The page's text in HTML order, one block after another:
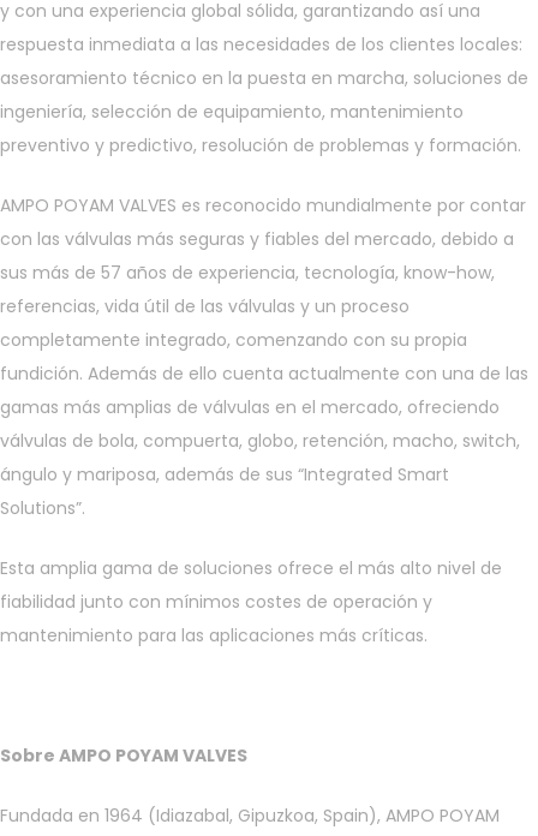
y con una experiencia global sólida, garantizando así una
respuesta inmediata a las necesidades de los clientes locales:
asesoramiento técnico en la puesta en marcha, soluciones de
ingeniería, selección de equipamiento, mantenimiento
preventivo y predictivo, resolución de problemas y formación.
AMPO POYAM VALVES es reconocido mundialmente por contar
con las válvulas más seguras y fiables del mercado, debido a
sus más de 57 años de experiencia, tecnología, know-how,
referencias, vida útil de las válvulas y un proceso
completamente integrado, comenzando con su propia
fundición. Además de ello cuenta actualmente con una de las
gamas más amplias de válvulas en el mercado, ofreciendo
válvulas de bola, compuerta, globo, retención, macho, switch,
ángulo y mariposa, además de sus “Integrated Smart
Solutions”.
Esta amplia gama de soluciones ofrece el más alto nivel de
fiabilidad junto con mínimos costes de operación y
mantenimiento para las aplicaciones más críticas.
Sobre AMPO POYAM VALVES
Fundada en 1964 (Idiazabal, Gipuzkoa, Spain), AMPO POYAM